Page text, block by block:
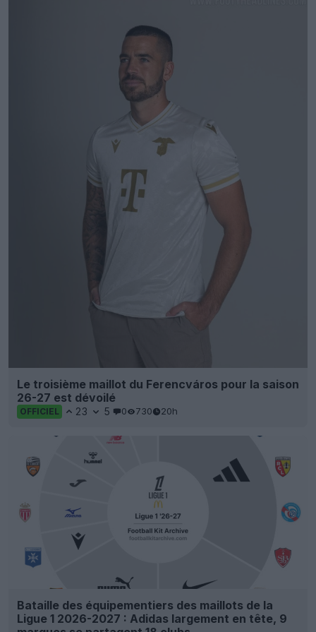
Le troisième maillot du Ferencváros pour la saison
26-27 est dévoilé
OFFICIEL 23 5 0 730 20h
Bataille des équipementiers des maillots de la
Ligue 1 2026-2027 : Adidas largement en tête, 9